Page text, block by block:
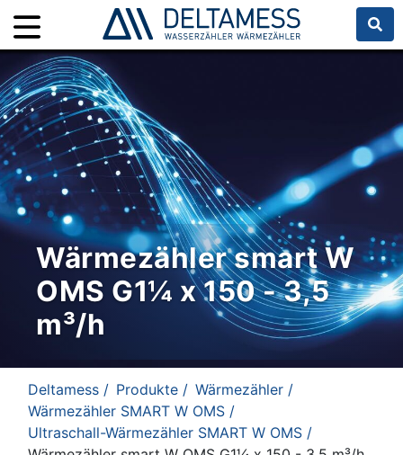
Wärmezähler smart W
OMS G1¼ x 150 - 3,5
m³/h
Deltamess / Produkte / Wärmezähler /
Wärmezähler SMART W OMS /
Ultraschall-Wärmezähler SMART W OMS /